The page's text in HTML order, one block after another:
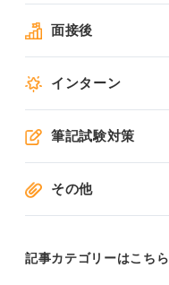
面接後
インターン
筆記試験対策
その他
記事カテゴリーはこちら